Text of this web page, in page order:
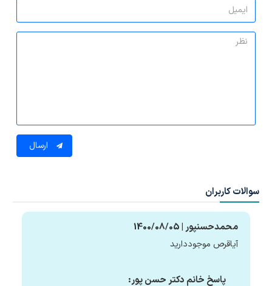
ارسال
سوالات کاربران
محمدحسنپور | 1400/08/05
آیاقرص موجوددارید
پاسخ خانم دکتر حسن پور: